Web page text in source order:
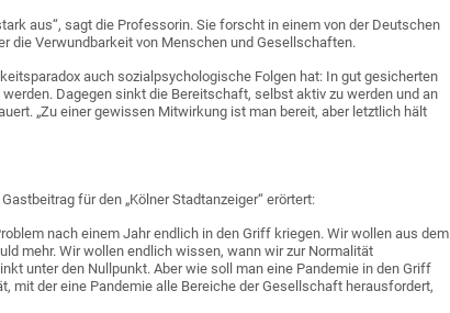
aus“, sagt die Professorin. Sie forscht in einem von der Deutschen
die Verwundbarkeit von Menschen und Gesellschaften.
auch sozialpsychologische Folgen hat: In gut gesicherten
Dagegen sinkt die Bereitschaft, selbst aktiv zu werden und an
„Zu einer gewissen Mitwirkung ist man bereit, aber letztlich hält
für den „Kölner Stadtanzeiger“ erörtert:
nach einem Jahr endlich in den Griff kriegen. Wir wollen aus dem
mehr. Wir wollen endlich wissen, wann wir zur Normalität
unter den Nullpunkt. Aber wie soll man eine Pandemie in den Griff
mit der eine Pandemie alle Bereiche der Gesellschaft herausfordert,